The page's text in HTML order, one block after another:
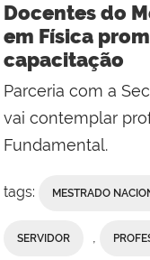
Docentes do
em Física
capacitação
Parceria com a
vai contemplar
Fundamental.
tags: MESTRADO
SERVIDOR